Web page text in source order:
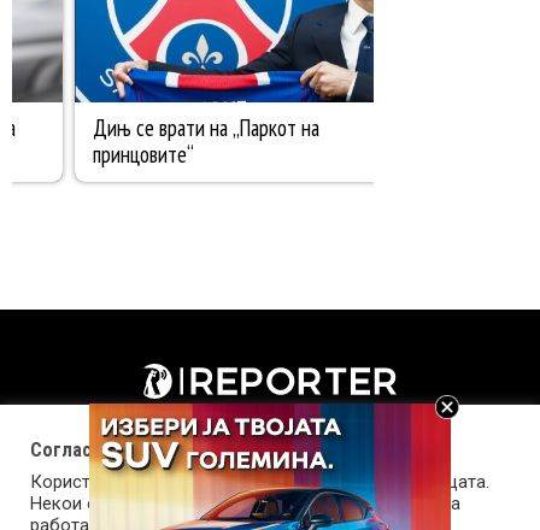
Согласност за колачиња (cookies)
Користиме колачиња за оптимизирање на страницата.
Некои од колачињата се од суштинско значење за
работата на страницата, а други помагаат да ја